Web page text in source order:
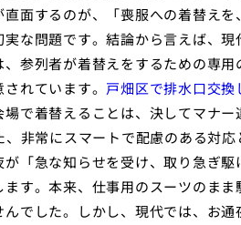
面するのが、「喪服への着替えを
な問題です。結論から言えば、現
参列者が着替えをするための専用
れています。 戸畑区で排水口交換
で着替えることは、決してマナー
非常にスマートで配慮のある対応
「急な知らせを受け、取り急ぎ駆
す。本来、仕事用のスーツのまま
でした。しかし、現代では、お通